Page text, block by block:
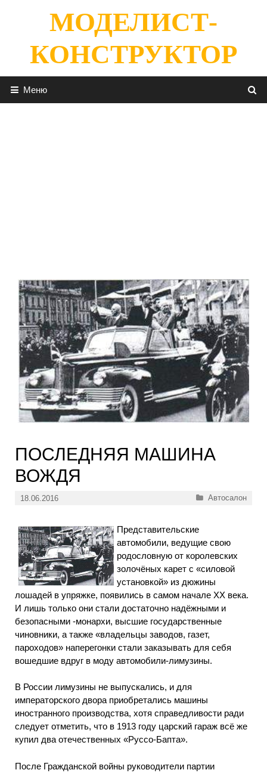
содержимомуМОДЕЛИСТ-
КОНСТРУКТОР
Меню
ПОСЛЕДНЯЯ МАШИНА
ВОЖДЯ
18.06.2016 Рубрики
Автосалон
Представительские
автомобили, ведущие свою
родословную от королевских
золочёных карет с «силовой
установкой» из дюжины
лошадей в упряжке, появились в самом начале XX века.
И лишь только они стали достаточно надёжными и
безопасными -монархи, высшие государственные
чиновники, а также «владельцы заводов, газет,
пароходов» наперегонки стали заказывать для себя
вошедшие вдруг в моду автомобили-лимузины.
В России лимузины не выпускались, и для
императорского двора приобретались машины
иностранного производства, хотя справедливости ради
следует отметить, что в 1913 году царский гараж всё же
купил два отечественных «Руссо-Бапта».
После Гражданской войны руководители партии